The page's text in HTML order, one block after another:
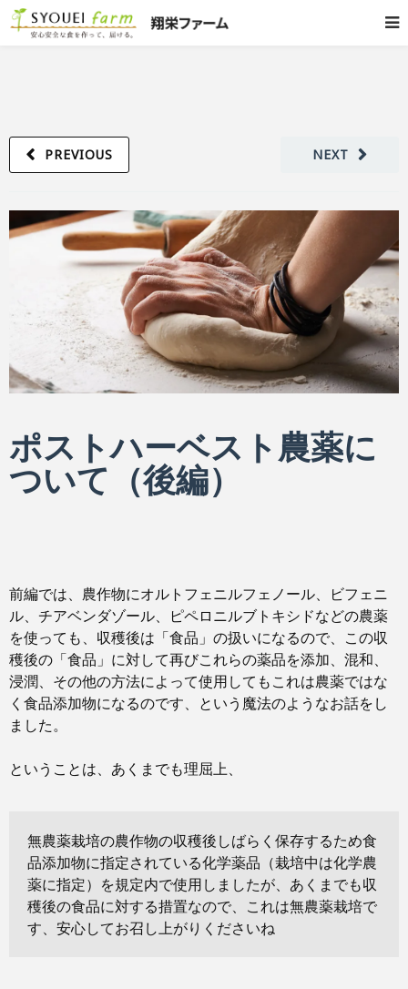
NEXT
PREVIOUS
ポストハーベスト農薬に
ついて（後編）
前編では、農作物にオルトフェニルフェノール、ビフェニ
ル、チアベンダゾール、ピペロニルブトキシドなどの農薬
を使っても、収穫後は「食品」の扱いになるので、この収
穫後の「食品」に対して再びこれらの薬品を添加、混和、
浸潤、その他の方法によって使用してもこれは農薬ではな
く食品添加物になるのです、という魔法のようなお話をし
ました。
ということは、あくまでも理屈上、
無農薬栽培の農作物の収穫後しばらく保存するため食
品添加物に指定されている化学薬品（栽培中は化学農
薬に指定）を規定内で使用しましたが、あくまでも収
穫後の食品に対する措置なので、これは無農薬栽培で
す、安心してお召し上がりくださいね